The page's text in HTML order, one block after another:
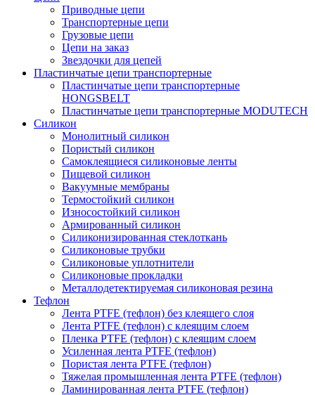
Приводные цепи
Транспортерные цепи
Грузовые цепи
Цепи на заказ
Звездочки для цепей
Пластинчатые цепи транспортерные
Пластинчатые цепи транспортерные
HONGSBELT
Пластинчатые цепи транспортерные MODUTECH
Силикон
Монолитный силикон
Пористый силикон
Самоклеящиеся силиконовые ленты
Пищевой силикон
Вакуумные мембраны
Термостойкий силикон
Износостойкий силикон
Армированный силикон
Силиконизированная стеклоткань
Силиконовые трубки
Силиконовые уплотнители
Силиконовые прокладки
Металлодетектируемая силиконовая резина
Тефлон
Лента PTFE (тефлон) без клеящего слоя
Лента PTFE (тефлон) с клеящим слоем
Пленка PTFE (тефлон) с клеящим слоем
Усиленная лента PTFE (тефлон)
Пористая лента PTFE (тефлон)
Тяжелая промышленная лента PTFE (тефлон)
Ламинированная лента PTFE (тефлон)